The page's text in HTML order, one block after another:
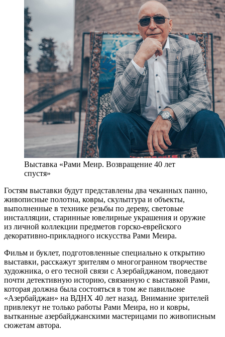
Выставка «Рами Меир. Возвращение 40 лет
спустя»
Гостям выставки будут представлены два чеканных панно,
живописные полотна, ковры, скульптура и объекты,
выполненные в технике резьбы по дереву, световые
инсталляции, старинные ювелирные украшения и оружие
из личной коллекции предметов горско-еврейского
декоративно-прикладного искусства Рами Меира.
Фильм и буклет, подготовленные специально к открытию
выставки, расскажут зрителям о многогранном творчестве
художника, о его тесной связи с Азербайджаном, поведают
почти детективную историю, связанную с выставкой Рами,
которая должна была состояться в том же павильоне
«Азербайджан» на ВДНХ 40 лет назад. Внимание зрителей
привлекут не только работы Рами Меира, но и ковры,
вытканные азербайджанскими мастерицами по живописным
сюжетам автора.